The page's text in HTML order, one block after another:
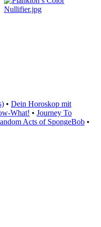
• Dein Horoskop mit
What! • Journey To
Acts of SpongeBob •